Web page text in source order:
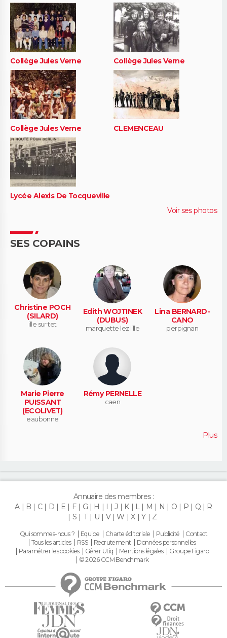
Collège Jules Verne Collège Jules Verne
Collège Jules Verne CLEMENCEAU
Lycée Alexis De Tocqueville
Voir ses photos
SES COPAINS
Christine POCH
(SILARD)
ille sur tet
Edith WOJTINEK
(DUBUS)
marquette lez lille
Lina BERNARD-
CANO
perpignan
Marie Pierre
PUISSANT
(ECOLIVET)
eaubonne
Rémy PERNELLE
caen
Plus
Annuaire des membres :
A
B C D E F G H I J K L M N O P Q
R
S
T U V W X Y Z
Qui sommes-nous ? Equipe Charte éditoriale Publicité
Contact
Tous les articles
RSS Recrutement
Données personnelles
Paramétrer les cookies
Gérer Utiq Mentions légales
Groupe Figaro
© 2026 CCM Benchmark